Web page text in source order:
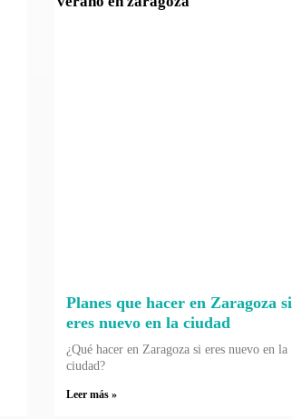
Planes que hacer en Zaragoza si
eres nuevo en la ciudad
¿Qué hacer en Zaragoza si eres nuevo en la
ciudad?
Leer más »